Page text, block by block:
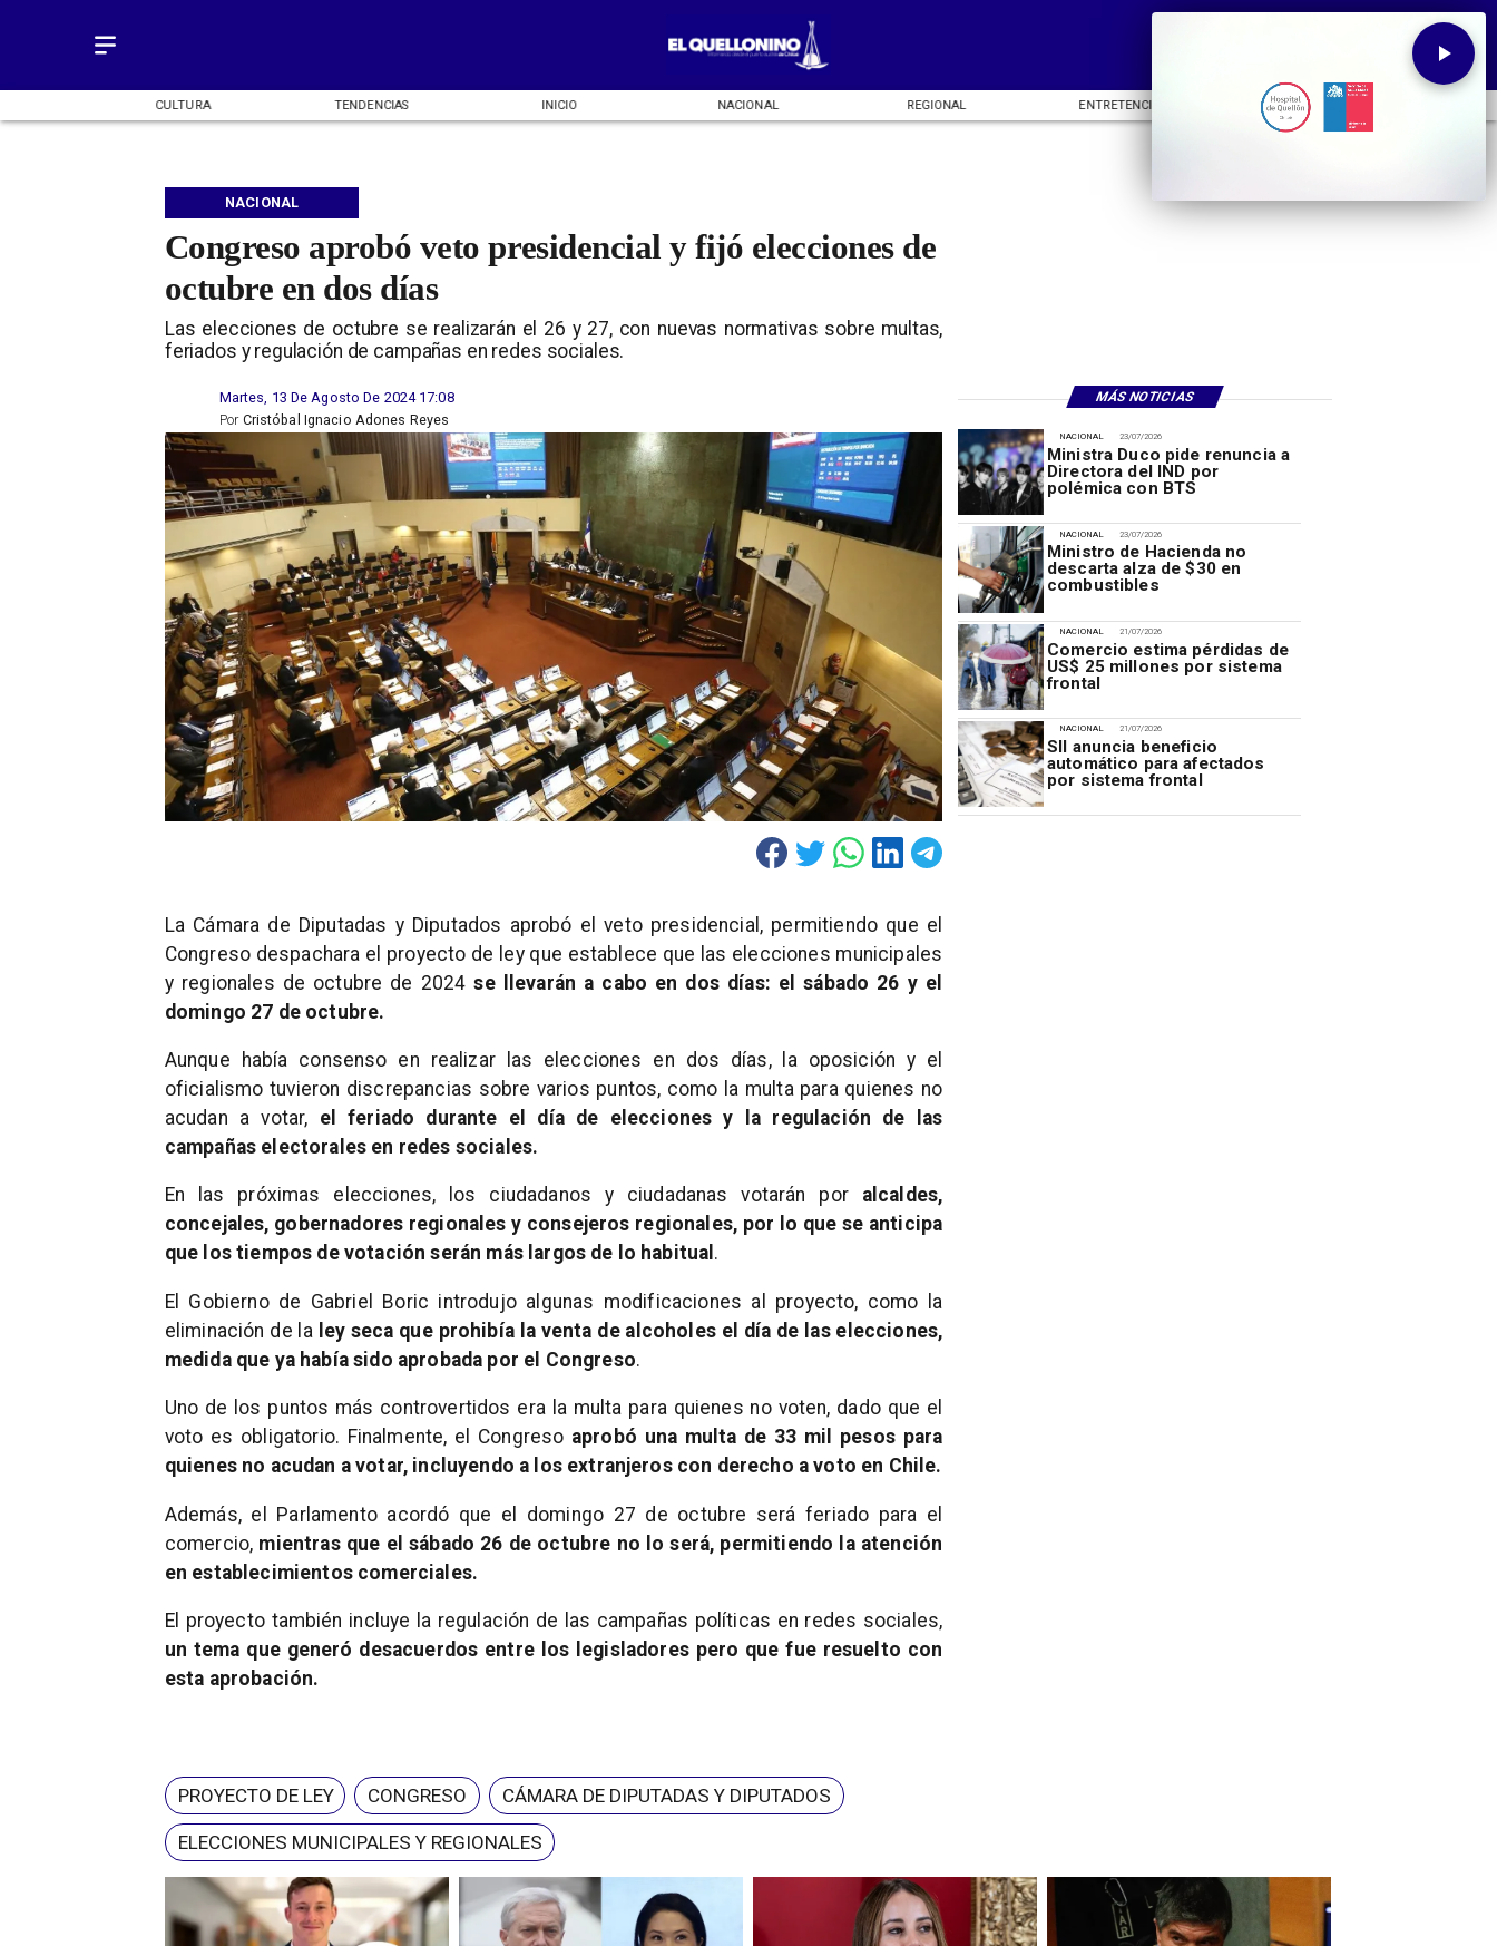
CULTURA TENDENCIAS INICIO NACIONAL REGIONAL ENTRETENCIÓN DEPORTES
Congreso aprobó veto presidencial y fijó elecciones de
octubre en dos días
Las elecciones de octubre se realizarán el 26 y 27, con nuevas normativas sobre multas,
feriados y regulación de campañas en redes sociales.
NACIONAL
MÁS NOTICIAS
Martes, 13 De Agosto De 2024 17:08
Cristóbal Ignacio Adones Reyes
Por
23/07/2026
Ministra Duco pide renuncia a
Directora del IND por
polémica con BTS
NACIONAL
23/07/2026
Ministro de Hacienda no
descarta alza de $30 en
combustibles
NACIONAL
21/07/2026
Comercio estima pérdidas de
US$ 25 millones por sistema
frontal
NACIONAL
21/07/2026
SII anuncia beneficio
automático para afectados
por sistema frontal
NACIONAL
La Cámara de Diputadas y Diputados aprobó el veto presidencial, permitiendo que el
Congreso despachara el proyecto de ley que establece que las elecciones municipales
y regionales de octubre de 2024se llevarán a cabo en dos días: el sábado 26 y el
domingo 27 de octubre.
Aunque había consenso en realizar las elecciones en dos días, la oposición y el
oficialismo tuvieron discrepancias sobre varios puntos, como la multa para quienes no
acudan a votar, el feriado durante el día de elecciones y la regulación de las
campañas electorales en redes sociales.
En las próximas elecciones, los ciudadanos y ciudadanas votarán por alcaldes,
concejales, gobernadores regionales y consejeros regionales, por lo que se anticipa
que los tiempos de votación serán más largos de lo habitual .
El Gobierno de Gabriel Boric introdujo algunas modificaciones al proyecto, como la
eliminación de la ley seca que prohibía la venta de alcoholes el día de las elecciones,
medida que ya había sido aprobada por el Congreso.
Uno de los puntos más controvertidos era la multa para quienes no voten, dado que el
voto es obligatorio. Finalmente, el Congreso aprobó una multa de 33 mil pesos para
quienes no acudan a votar, incluyendo a los extranjeros con derecho a voto en Chile.
Además, el Parlamento acordó que el domingo 27 de octubre será feriado para el
comercio, mientras que el sábado 26 de octubre no lo será, permitiendo la atención
en establecimientos comerciales.
El proyecto también incluye la regulación de las campañas políticas en redes sociales,
un tema que generó desacuerdos entre los legisladores pero que fue resuelto con
esta aprobación.
PROYECTO DE LEY CONGRESO CÁMARA DE DIPUTADAS Y DIPUTADOS
ELECCIONES MUNICIPALES Y REGIONALES